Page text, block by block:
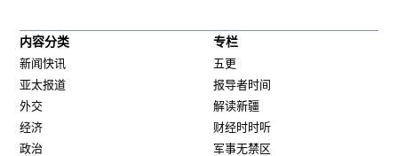
内容分类
新闻快讯
亚太报道
外交
经济
政治
专栏
五更
报导者时间
解读新疆
财经时时听
军事无禁区